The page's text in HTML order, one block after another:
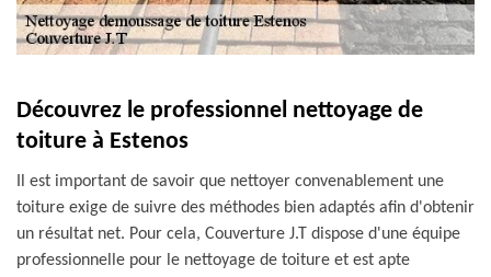
Découvrez le professionnel nettoyage de
toiture à Estenos
Il est important de savoir que nettoyer convenablement une
toiture exige de suivre des méthodes bien adaptés afin d'obtenir
un résultat net. Pour cela, Couverture J.T dispose d'une équipe
professionnelle pour le nettoyage de toiture et est apte